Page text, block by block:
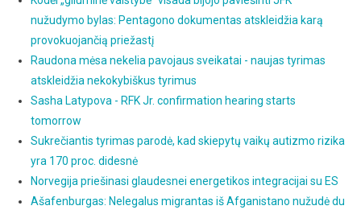
nužudymo bylas: Pentagono dokumentas atskleidžia karą
provokuojančią priežastį
Raudona mėsa nekelia pavojaus sveikatai - naujas tyrimas
atskleidžia nekokybiškus tyrimus
Sasha Latypova - RFK Jr. confirmation hearing starts
tomorrow
Sukrečiantis tyrimas parodė, kad skiepytų vaikų autizmo rizika
yra 170 proc. didesnė
Norvegija priešinasi glaudesnei energetikos integracijai su ES
Ašafenburgas: Nelegalus migrantas iš Afganistano nužudė du